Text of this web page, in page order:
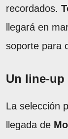
recordados.
llegará en
soporte para
Un line-up
La selección
llegada de